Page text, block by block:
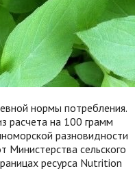
нормы потребления.
расчета на 100 грамм
разновидности
Министерства сельского
ресурса Nutrition